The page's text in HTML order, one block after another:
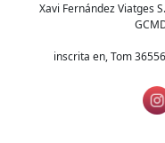
Xavi Fernández Viatges
inscrita en, Tom